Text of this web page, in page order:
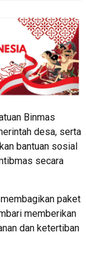
Binmas
desa, serta
bantuan sosial
secara
paket
memberikan
dan ketertiban